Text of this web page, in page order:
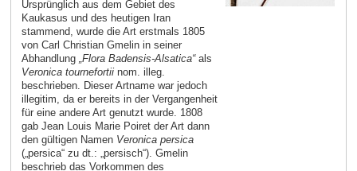
Ursprünglich aus dem Gebiet des
Kaukasus und des heutigen Iran
stammend, wurde die Art erstmals 1805
von Carl Christian Gmelin in seiner
Abhandlung„Flora Badensis-Alsatica“ als
Veronica tournefortii nom. illeg.
beschrieben. Dieser Artname war jedoch
illegitim, da er bereits in der Vergangenheit
für eine andere Art genutzt wurde. 1808
gab Jean Louis Marie Poiret der Art dann
den gültigen Namen Veronica persica
(„persica“ zu dt.: „persisch“). Gmelin
beschrieb das Vorkommen des